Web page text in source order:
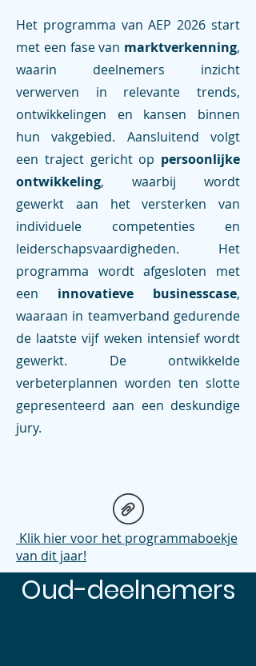
Het programma van AEP 2026 start
met een fase van marktverkenning,
waarin deelnemers inzicht
verwerven in relevante trends,
ontwikkelingen en kansen binnen
hun vakgebied. Aansluitend volgt
een traject gericht op persoonlijke
ontwikkeling, waarbij wordt
gewerkt aan het versterken van
individuele competenties en
leiderschapsvaardigheden. Het
programma wordt afgesloten met
een innovatieve businesscase,
waaraan in teamverband gedurende
de laatste vijf weken intensief wordt
gewerkt. De ontwikkelde
verbeterplannen worden ten slotte
gepresenteerd aan een deskundige
jury.
Klik hier voor het programmaboekje
van dit jaar!
Oud-deelnemers